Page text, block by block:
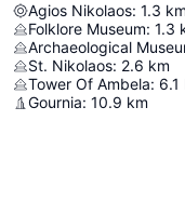
Agios Nikolaos: 1.3 km
Folklore Museum: 1.3
Archaeological
St. Nikolaos: 2.6 km
Tower Of Ambela: 6.1
Gournia: 10.9 km